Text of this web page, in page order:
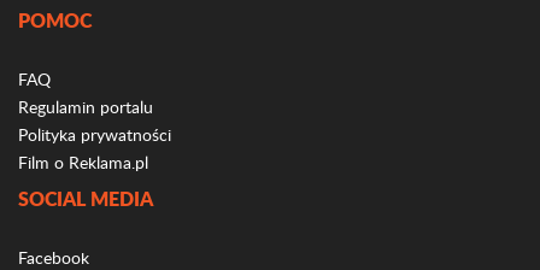
POMOC
FAQ
Regulamin portalu
Polityka prywatności
Film o Reklama.pl
SOCIAL MEDIA
Facebook